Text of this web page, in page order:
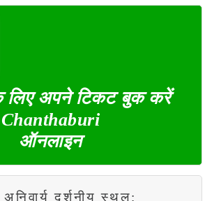
लिए अपने टिकट बुक करें
Chanthaburi
ऑनलाइन
दर्शनीय स्थल: